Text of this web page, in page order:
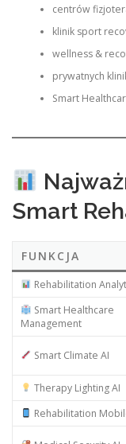
centrów
klinik sport
wellness &
prywatnych
Smart
Smart
FUNKCJA
Rehabilitation
Smart Healthcare
Management
Smart Climate AI
Therapy Lighting AI
Rehabilitation